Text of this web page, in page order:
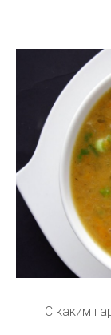
С каким